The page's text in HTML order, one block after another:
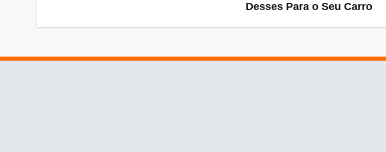
Desses Para o Seu Carro